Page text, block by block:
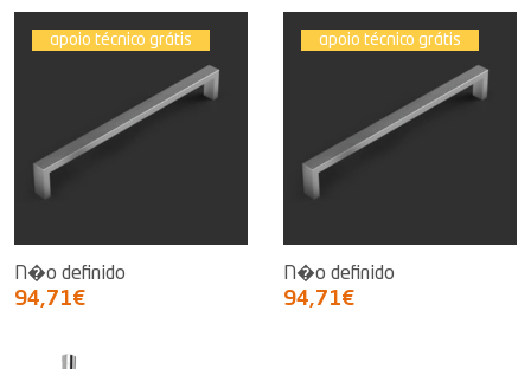
apoio técnico grátis
N�o definido
94,71€
apoio técnico grátis
N�o definido
94,71€